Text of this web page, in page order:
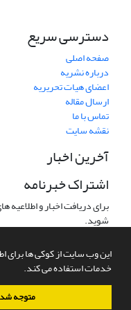
این وب سایت از کوکی ها برای
خدمات استفاده می کند.
متوجه
دسترسی سریع
صفحه اصلی
درباره نشریه
اعضای هیات تحریریه
ارسال مقاله
تماس با ما
نقشه سایت
آخرین اخبار
اشتراک خبرنامه
برای دریافت اخبار و
شوید.